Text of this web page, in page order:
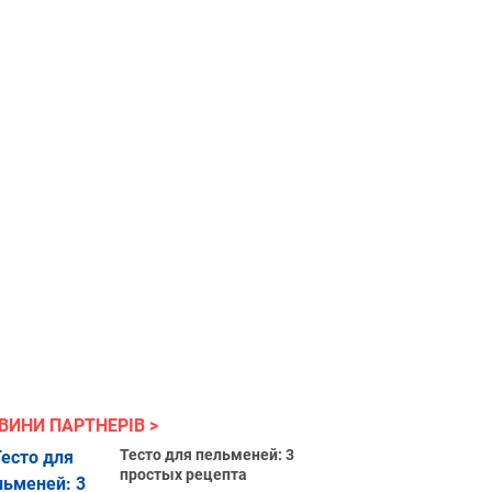
ПАРТНЕРІВ
Тесто для пельменей: 3
простых рецепта